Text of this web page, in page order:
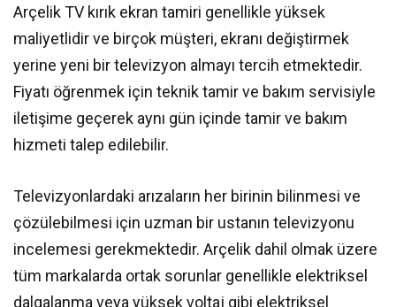
Arçelik TV kırık ekran tamiri genellikle yüksek
maliyetlidir ve birçok müşteri, ekranı değiştirmek
yerine yeni bir televizyon almayı tercih etmektedir.
Fiyatı öğrenmek için teknik tamir ve bakım servisiyle
iletişime geçerek aynı gün içinde tamir ve bakım
hizmeti talep edilebilir.
Televizyonlardaki arızaların her birinin bilinmesi ve
çözülebilmesi için uzman bir ustanın televizyonu
incelemesi gerekmektedir. Arçelik dahil olmak üzere
tüm markalarda ortak sorunlar genellikle elektriksel
dalgalanma veya yüksek voltaj gibi elektriksel